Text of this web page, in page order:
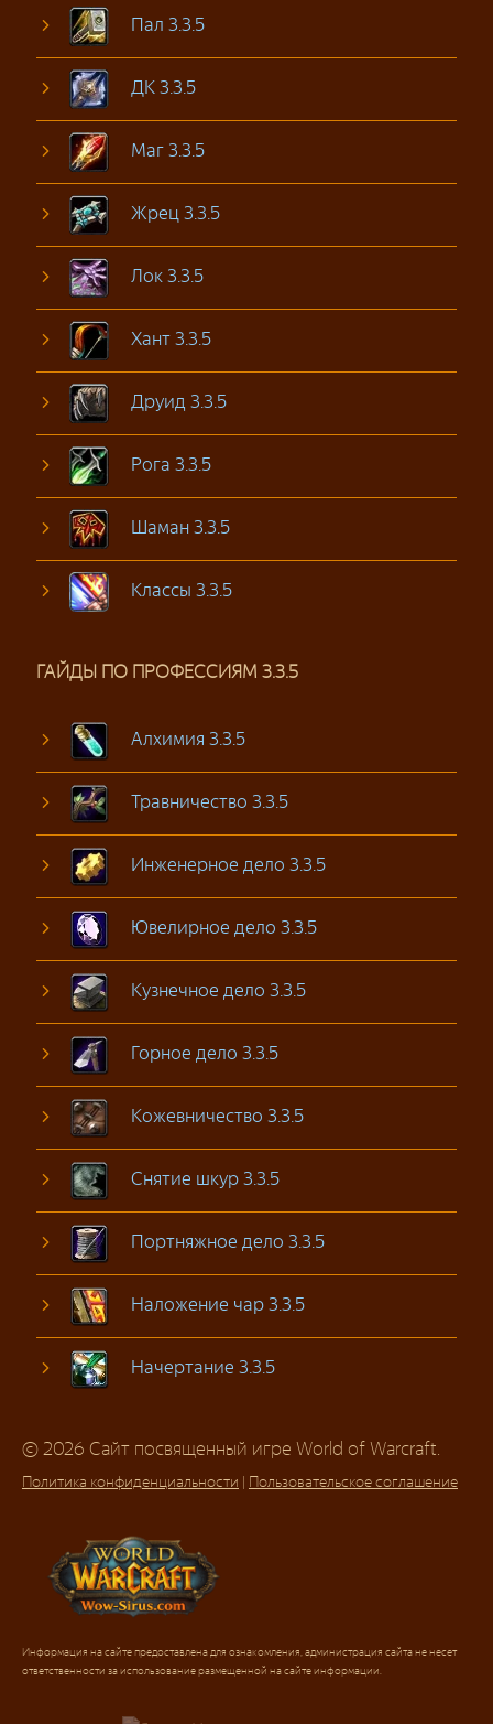
Пал 3.3.5
ДК 3.3.5
Маг 3.3.5
Жрец 3.3.5
Лок 3.3.5
Хант 3.3.5
Друид 3.3.5
Рога 3.3.5
Шаман 3.3.5
Классы 3.3.5
ГАЙДЫ ПО ПРОФЕССИЯМ 3.3.5
Алхимия 3.3.5
Травничество 3.3.5
Инженерное дело 3.3.5
Ювелирное дело 3.3.5
Кузнечное дело 3.3.5
Горное дело 3.3.5
Кожевничество 3.3.5
Снятие шкур 3.3.5
Портняжное дело 3.3.5
Наложение чар 3.3.5
Начертание 3.3.5
© 2026 Сайт посвященный игре World of Warcraft.
Политика конфиденциальности | Пользовательское соглашение
Информация на сайте предоставлена для ознакомления, администрация сайта не несет
ответственности за использование размещенной на сайте информации.